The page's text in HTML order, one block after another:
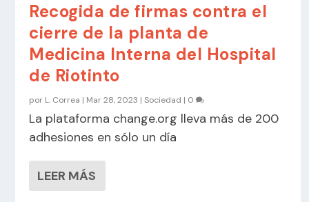
Recogida de firmas contra el
cierre de la planta de
Medicina Interna del Hospital
de Riotinto
por L. Correa | Mar 28, 2023 |Sociedad | 0
La plataforma change.org lleva más de 200
adhesiones en sólo un día
LEER MÁS